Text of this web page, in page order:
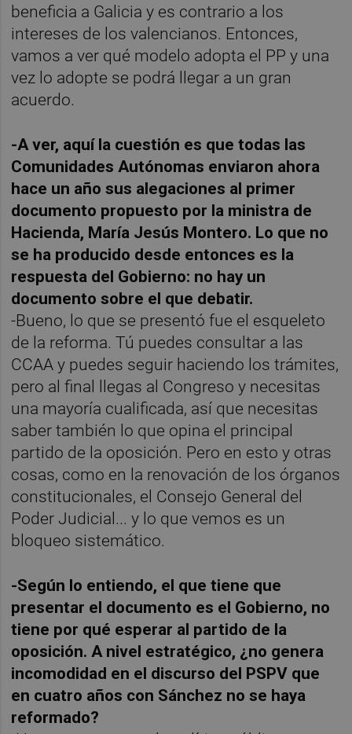
beneficia a Galicia y es contrario a los
intereses de los valencianos. Entonces,
vamos a ver qué modelo adopta el PP y una
vez lo adopte se podrá llegar a un gran
acuerdo.
-A ver, aquí la cuestión es que todas las
Comunidades Autónomas enviaron ahora
hace un año sus alegaciones al primer
documento propuesto por la ministra de
Hacienda, María Jesús Montero. Lo que no
se ha producido desde entonces es la
respuesta del Gobierno: no hay un
documento sobre el que debatir.
-Bueno, lo que se presentó fue el esqueleto
de la reforma. Tú puedes consultar a las
CCAA y puedes seguir haciendo los trámites,
pero al final llegas al Congreso y necesitas
una mayoría cualificada, así que necesitas
saber también lo que opina el principal
partido de la oposición. Pero en esto y otras
cosas, como en la renovación de los órganos
constitucionales, el Consejo General del
Poder Judicial... y lo que vemos es un
bloqueo sistemático.
-Según lo entiendo, el que tiene que
presentar el documento es el Gobierno, no
tiene por qué esperar al partido de la
oposición. A nivel estratégico, ¿no genera
incomodidad en el discurso del PSPV que
en cuatro años con Sánchez no se haya
reformado?